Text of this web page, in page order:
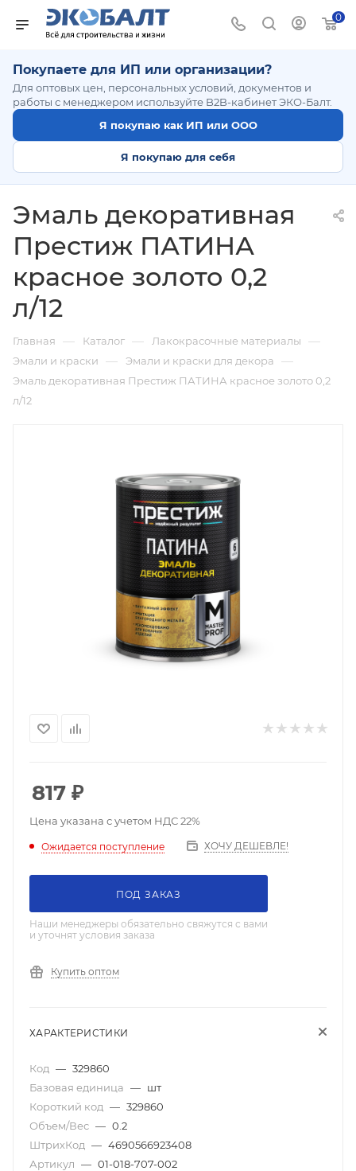
0
Покупаете для ИП или организации?
Для оптовых цен, персональных условий, документов и
работы с менеджером используйте B2B-кабинет ЭКО-Балт.
Я покупаю как ИП или ООО
Я покупаю для себя
Эмаль декоративная
Престиж ПАТИНА
красное золото 0,2
л/12
Главная — Каталог — Лакокрасочные материалы —
Эмали и краски — Эмали и краски для декора —
Эмаль декоративная Престиж ПАТИНА красное золото 0,2
л/12
817 ₽
Цена указана с учетом НДС 22%
Ожидается поступление ХОЧУ ДЕШЕВЛЕ!
ПОД ЗАКАЗ
Наши менеджеры обязательно свяжутся с вами
и уточнят условия заказа
Купить оптом
ХАРАКТЕРИСТИКИ
Код — 329860
Базовая единица — шт
Короткий код — 329860
Объем/Вес — 0.2
ШтрихКод — 4690566923408
Артикул — 01-018-707-002